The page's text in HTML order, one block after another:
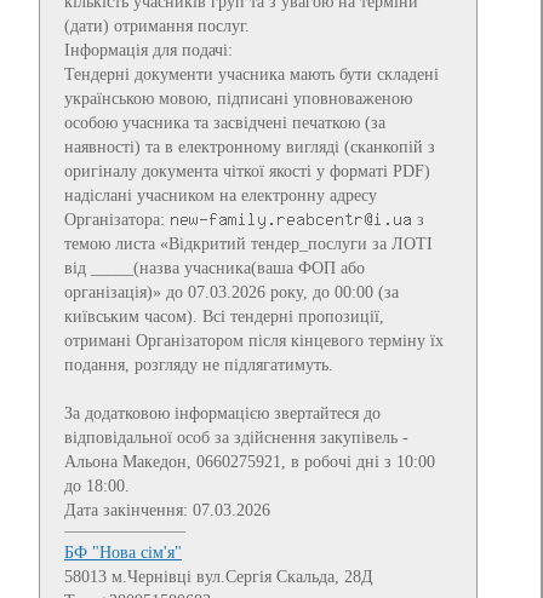
(дати) отримання послуг.
Інформація для подачі:
Тендерні документи учасника мають бути складені
українською мовою, підписані уповноваженою
особою учасника та засвідчені печаткою (за
наявності) та в електронному вигляді (сканкопій з
оригіналу документа чіткої якості у форматі PDF)
надіслані учасником на електронну адресу
Організатора:
з
темою листа «Відкритий тендер_послуги за ЛОТІ
від _____(назва учасника(ваша ФОП або
організація)» до 07.03.2026 року, до 00:00 (за
київським часом). Всі тендерні пропозиції,
отримані Організатором після кінцевого терміну їх
подання, розгляду не підлягатимуть.
За додатковою інформацією звертайтеся до
відповідальної особ за здійснення закупівель -
Альона Македон, 0660275921, в робочі дні з 10:00
до 18:00.
Дата закінчення: 07.03.2026
БФ "Нова сім'я"
58013 м.Чернівці вул.Сергія Скальда, 28Д